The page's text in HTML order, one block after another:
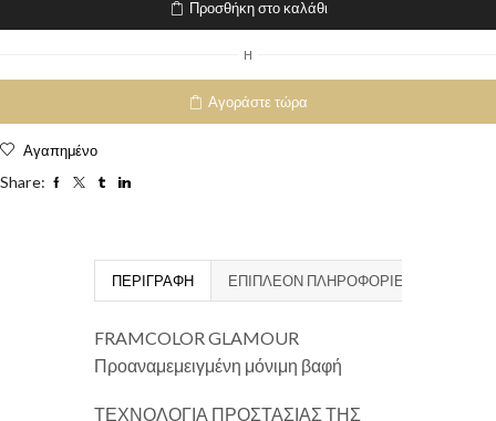
Προσθήκη στο καλάθι
H
Αγοράστε τώρα
Αγαπημένο
Share:
ΠΕΡΙΓΡΑΦΉ ΕΠΙΠΛΈΟΝ ΠΛΗΡΟΦΟΡΊΕΣ
FRAMCOLOR GLAMOUR
Προαναμεμειγμένη μόνιμη βαφή
ΤΕΧΝΟΛΟΓΙΑ ΠΡΟΣΤΑΣΙΑΣ ΤΗΣ